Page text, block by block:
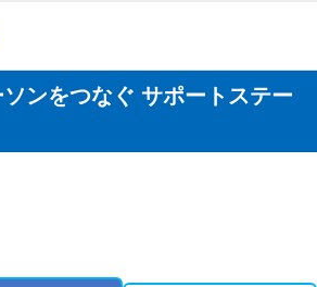
ンをつなぐ サポートステー